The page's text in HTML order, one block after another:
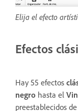
Elija el efecto
Efectos
Hay 55 efectos
negro hasta el
preestablecidos de